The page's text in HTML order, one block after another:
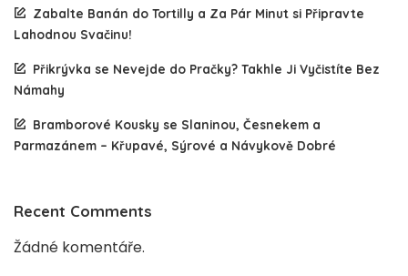
Zabalte Banán do Tortilly a Za Pár Minut si Připravte
Lahodnou Svačinu!
Přikrývka se Nevejde do Pračky? Takhle Ji Vyčistíte Bez
Námahy
Bramborové Kousky se Slaninou, Česnekem a
Parmazánem – Křupavé, Sýrové a Návykově Dobré
Recent Comments
Žádné komentáře.